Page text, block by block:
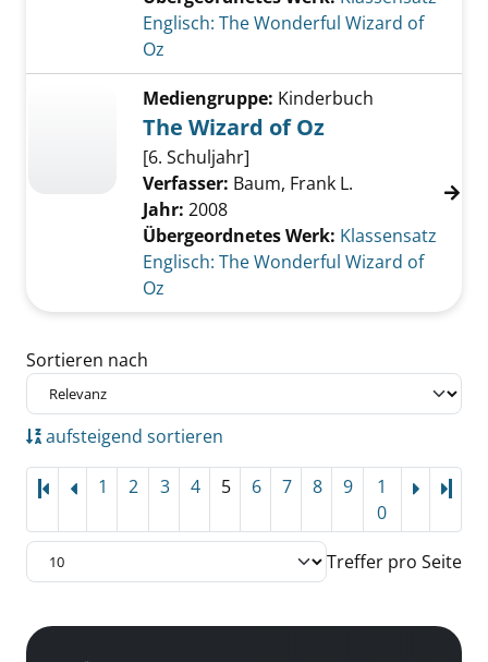
Englisch: The Wonderful Wizard of
Oz
Mediengruppe: Kinderbuch
The Wizard of Oz
[6. Schuljahr]
Verfasser: Baum, Frank L.
Jahr: 2008
Übergeordnetes Werk: Klassensatz
Englisch: The Wonderful Wizard of
Oz
Zu den Suchfiltern springen
Sortieren nach
aufsteigend sortieren
1 2 3 4 5 6 7 8 9
1
0
Treffer pro Seite